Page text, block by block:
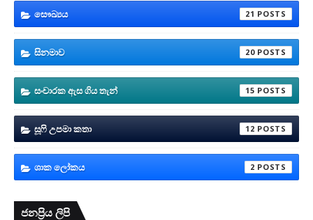
සෞඛ්‍යය 21
සිනමාව 20
සංචාරක ඇස ගිය තැන් 15
සූෆි උපමා කතා 12
ශාක ලෝකය 2
ජනප්‍රිය ලිපි